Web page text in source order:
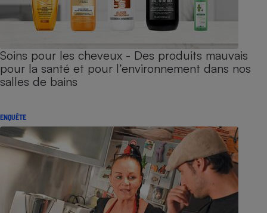
Soins pour les cheveux - Des produits mauvais
pour la santé et pour l’environnement dans nos
salles de bains
ENQUÊTE